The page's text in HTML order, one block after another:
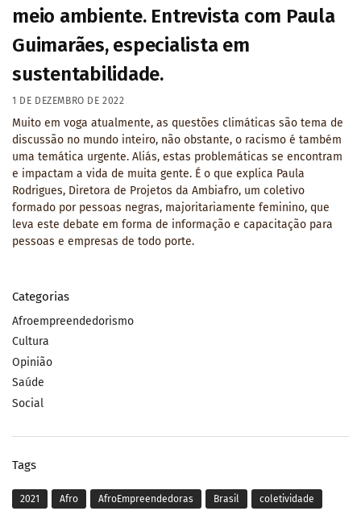
meio ambiente. Entrevista com Paula
Guimarães, especialista em
sustentabilidade.
1 DE DEZEMBRO DE 2022
Muito em voga atualmente, as questões climáticas são tema de
discussão no mundo inteiro, não obstante, o racismo é também
uma temática urgente. Aliás, estas problemáticas se encontram
e impactam a vida de muita gente. É o que explica Paula
Rodrigues, Diretora de Projetos da Ambiafro, um coletivo
formado por pessoas negras, majoritariamente feminino, que
leva este debate em forma de informação e capacitação para
pessoas e empresas de todo porte.
Categorias
Afroempreendedorismo
Cultura
Opinião
Saúde
Social
Tags
2021 Afro AfroEmpreendedoras Brasil coletividade